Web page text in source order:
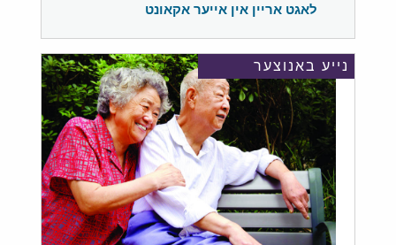
לאגט אריין אין אייער אקאונט
נייע באנוצער